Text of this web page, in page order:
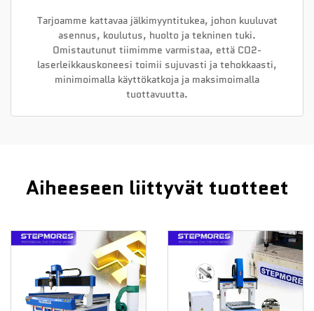
Tarjoamme kattavaa jälkimyyntitukea, johon kuuluvat
asennus, koulutus, huolto ja tekninen tuki.
Omistautunut tiimimme varmistaa, että CO2-
laserleikkauskoneesi toimii sujuvasti ja tehokkaasti,
minimoimalla käyttökatkoja ja maksimoimalla
tuottavuutta.
Aiheeseen liittyvät tuotteet